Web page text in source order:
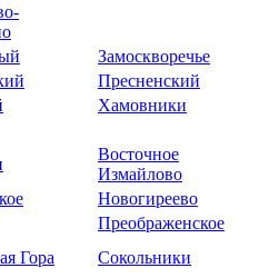
Замоскворечье
Пресненский
Хамовники
Восточное
Измайлово
Новогиреево
Преображенское
Гора
Сокольники